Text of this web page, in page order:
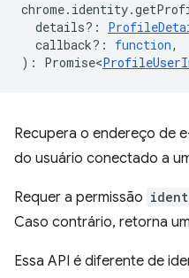
chrome. identity.
details? :
callback? : function,
) : Promise<
Recupera o endereço de
do usuário conectado a
Requer a permissão
Caso contrário, retorna
Essa API é diferente de